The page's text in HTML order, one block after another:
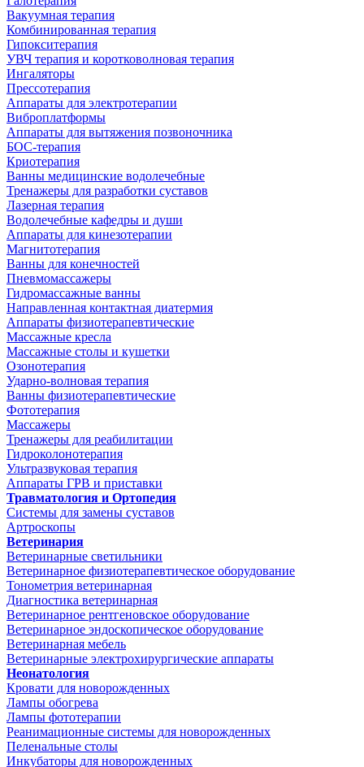
Вакуумная терапия
Комбинированная терапия
Гипокситерапия
УВЧ терапия и коротковолновая терапия
Ингаляторы
Прессотерапия
Аппараты для электротерапии
Виброплатформы
Аппараты для вытяжения позвоночника
БОС-терапия
Криотерапия
Ванны медицинские водолечебные
Тренажеры для разработки суставов
Лазерная терапия
Водолечебные кафедры и души
Аппараты для кинезотерапии
Магнитотерапия
Ванны для конечностей
Пневмомассажеры
Гидромассажные ванны
Направленная контактная диатермия
Аппараты физиотерапевтические
Массажные кресла
Массажные столы и кушетки
Озонотерапия
Ударно-волновая терапия
Ванны физиотерапевтические
Фототерапия
Массажеры
Тренажеры для реабилитации
Гидроколонотерапия
Ультразвуковая терапия
Аппараты ГРВ и приставки
Травматология и Ортопедия
Системы для замены суставов
Артроскопы
Ветеринария
Ветеринарные светильники
Ветеринарное физиотерапевтическое оборудование
Тонометрия ветеринарная
Диагностика ветеринарная
Ветеринарное рентгеновское оборудование
Ветеринарное эндоскопическое оборудование
Ветеринарная мебель
Ветеринарные электрохирургические аппараты
Неонатология
Кровати для новорожденных
Лампы обогрева
Лампы фототерапии
Реанимационные системы для новорожденных
Пеленальные столы
Инкубаторы для новорожденных